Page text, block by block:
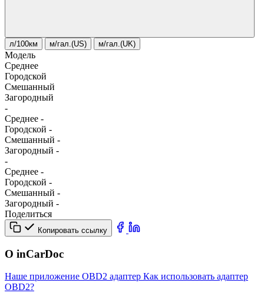
л/100км м/гал.(US) м/гал.(UK)
Модель
Среднее
Городской
Смешанный
Загородный
-
Среднее -
Городской -
Смешанный -
Загородный -
-
Среднее -
Городской -
Смешанный -
Загородный -
Поделиться
Копировать ссылку
О inCarDoc
Наше приложение OBD2 адаптер Как использовать адаптер
OBD2?